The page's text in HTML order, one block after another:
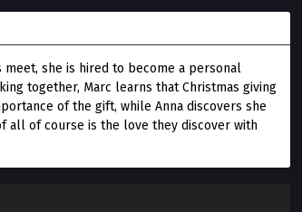
meet, she is hired to become a personal
together, Marc learns that Christmas giving
of the gift, while Anna discovers she
all of course is the love they discover with